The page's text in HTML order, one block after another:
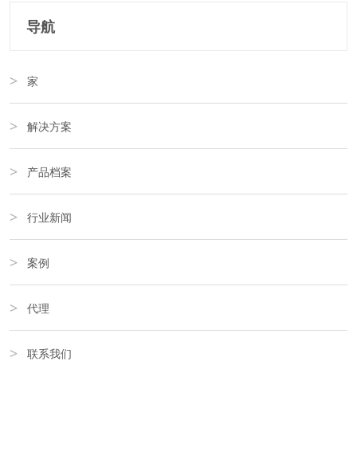
导航
家
解决方案
产品档案
行业新闻
案例
代理
联系我们